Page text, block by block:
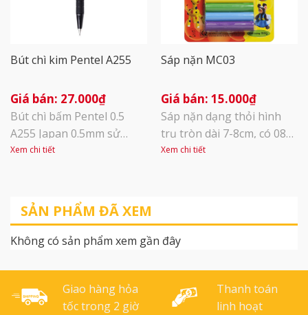
bám gây hỏng [...]
Bút chì kim Pentel A255
27.000₫
Bút chì bấm Pentel 0.5
A255 Japan 0.5mm sử
dụng ngòi chì 0.5mm. Giữ
như những loại thông
thường khác. Hàng chính
hãng Pentel Japan.
Xem chi tiết
Sáp nặn MC03
15.000₫
Sáp nặn dạng thỏi hình
trụ tròn dài 7-8cm, có 08
màu tươi sáng, được đóng
tông màu chủ đạo của
– màu/vỉ 72 vỉ/thùng
carton. Sáp mịn, mềm, [...]
Xem chi tiết
SẢN PHẨM ĐÃ XEM
Không có sản phẩm xem gần đây
Giao hàng hỏa
tốc trong 2 giờ
Thanh toán
linh hoạt